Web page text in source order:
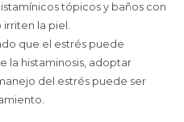
tópicos y baños con
irriten la piel.
que el estrés puede
la histaminosis, adoptar
del estrés puede ser